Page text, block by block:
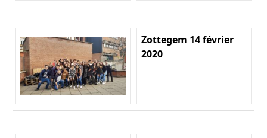
Zottegem 14 février
2020